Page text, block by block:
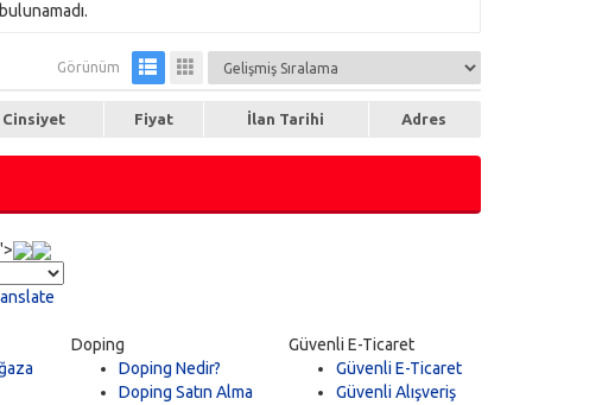
Görünüm
Cinsiyet Fiyat İlan Tarihi Adres
Doping
Doping Nedir?
Doping Satın Alma
Güvenli E-Ticaret
Güvenli E-Ticaret
Güvenli Alışveriş